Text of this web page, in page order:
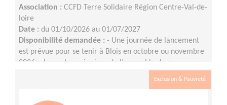
Association : CCFD Terre Solidaire Région Centre-Val-de-
loire
Date : du 01/10/2026 au 01/07/2027
Disponibilité demandée : - Une journée de lancement
est prévue pour se tenir à Blois en octobre ou novembre
2026 ;- Les autres réunions de l’ensemble du groupe se
Exclusion & Pauvreté